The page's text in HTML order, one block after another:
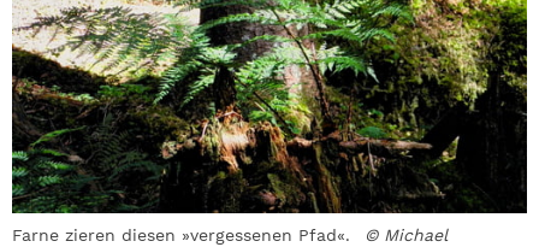
Farne zieren diesen »vergessenen Pfad«.
© Michael